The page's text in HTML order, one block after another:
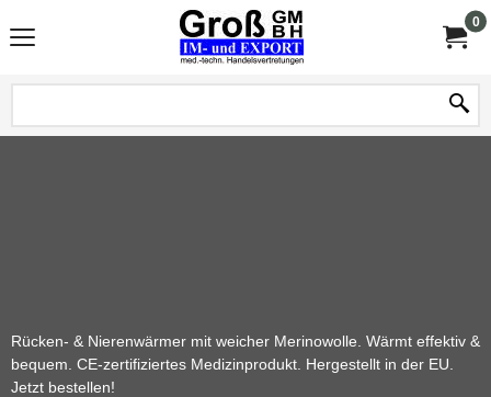
0
Rücken- & Nierenwärmer mit weicher Merinowolle. Wärmt effektiv &
bequem. CE-zertifiziertes Medizinprodukt. Hergestellt in der EU.
Jetzt bestellen!